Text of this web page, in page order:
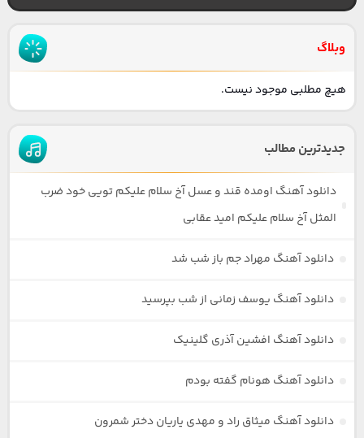
وبلاگ
هیچ مطلبی موجود نیست.
جدیدترین مطالب
دانلود آهنگ اومده قند و عسل آخ سلام علیکم تویی خود ضرب
المثل آخ سلام علیکم امید عقابی
دانلود آهنگ مهراد جم باز شب شد
دانلود آهنگ یوسف زمانی از شب بپرسید
دانلود آهنگ افشین آذری گلینیک
دانلود آهنگ هونام گفته بودم
دانلود آهنگ میثاق راد و مهدی یاریان دختر شمرون